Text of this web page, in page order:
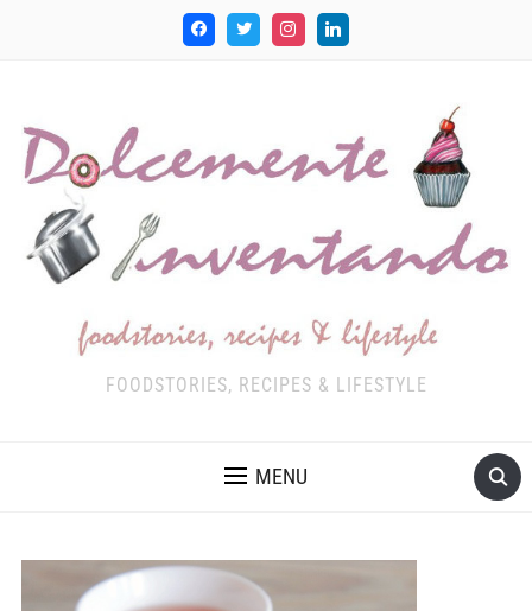
FOODSTORIES, RECIPES & LIFESTYLE
MENU